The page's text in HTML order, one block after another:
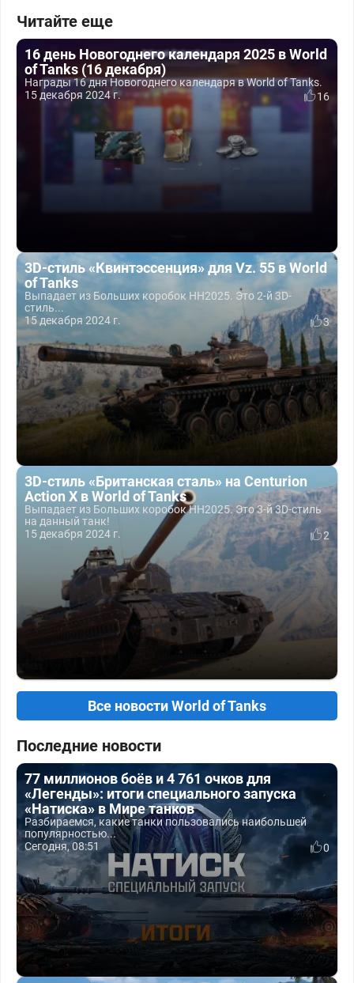
Читайте еще
16 день Новогоднего календаря 2025 в World
of Tanks (16 декабря)
Награды 16 дня Новогоднего календаря в World of Tanks.
15 декабря 2024 г.
16
3D-стиль «Квинтэссенция» для Vz. 55 в World
of Tanks
Выпадает из Больших коробок НН2025. Это 2-й 3D-
стиль...
15 декабря 2024 г.
3
3D-стиль «Британская сталь» на Centurion
Action X в World of Tanks
Выпадает из Больших коробок НН2025. Это 3-й 3D-стиль
на данный танк!
15 декабря 2024 г.
2
Все новости World of Tanks
Последние новости
77 миллионов боёв и 4 761 очков для
«Легенды»: итоги специального запуска
«Натиска» в Мире танков
Разбираемся, какие танки пользовались наибольшей
популярностью...
Сегодня, 08:51
0